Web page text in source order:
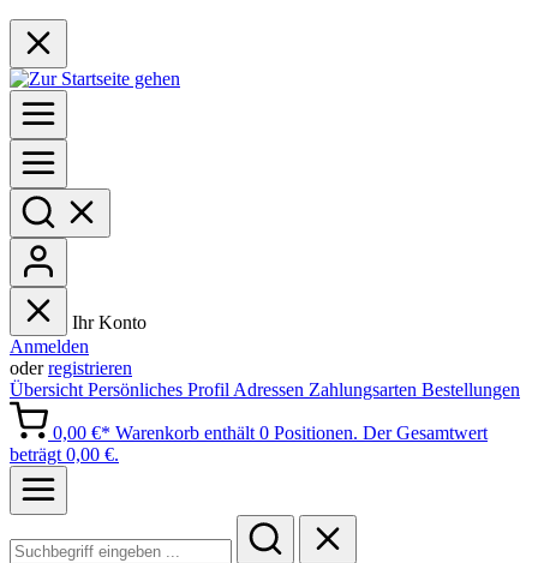
Ihr Konto
Anmelden
oderregistrieren
Übersicht Persönliches Profil Adressen Zahlungsarten Bestellungen
0,00 €* Warenkorb enthält 0 Positionen. Der Gesamtwert
beträgt 0,00 €.